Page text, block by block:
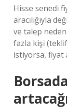
Hisse senedi
aracılığıyla
ve talep
fazla kişi
istiyorsa, fiyat